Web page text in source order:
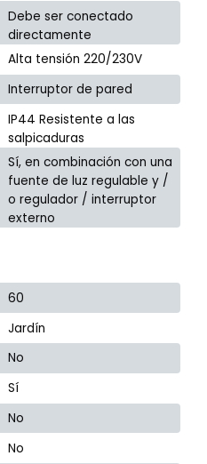
Debe ser conectado
directamente
Alta tensión 220/230V
Interruptor de pared
IP44 Resistente a las
salpicaduras
Sí, en combinación con una
fuente de luz regulable y /
o regulador / interruptor
externo
60
Jardín
No
Sí
No
No